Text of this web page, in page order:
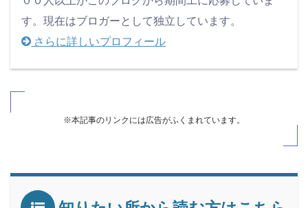
す。現在はブロガーとして独立しています。
さらに詳しいプロフィール
※本記事のリンクには広告がふくまれています。